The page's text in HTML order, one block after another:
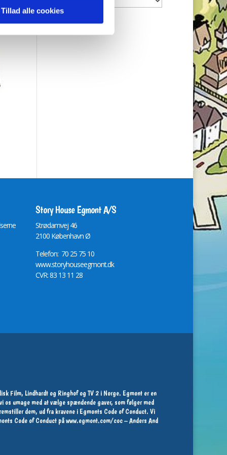
Tillad alle cookies
Story House Egmont A/S
Strødamvej 46
2100 København Ø
Telefon: 70 25 75 10
www.storyhouseegmont.dk
CVR: 83 13 11 28
Film, Lindhardt og Ringhof og TV 2 i Norge. Egmont er en
umage med at vælge spændende gaver, som følger med
dem, ud fra kravene i Egmonts Code of Conduct. Vi
Code of Conduct påwww.egmont.com/coc– Anders And